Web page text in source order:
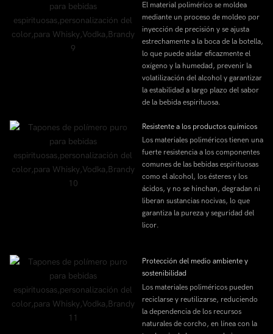
El material polimérico se moldea
mediante un proceso de moldeo por
inyección de precisión y se ajusta
estrechamente a la boca de la botella,
lo que puede aislar eficazmente el
oxígeno y la humedad, prevenir la
volatilización del alcohol y garantizar
la estabilidad a largo plazo del sabor
de la bebida espirituosa.
Resistente a los productos químicos
Los materiales poliméricos tienen una
fuerte resistencia a los componentes
comunes de las bebidas espirituosas
como el alcohol, los ésteres y los
ácidos, y no se hinchan, degradan ni
liberan sustancias nocivas, lo que
garantiza la pureza y seguridad del
licor.
Protección del medio ambiente y
sostenibilidad
Los materiales poliméricos pueden
reciclarse y reutilizarse, reduciendo
la dependencia de los recursos
naturales de corcho, en línea con la